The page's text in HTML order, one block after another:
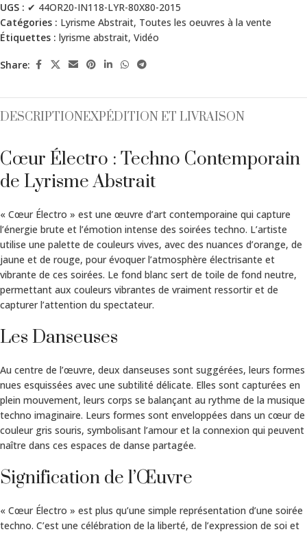
UGS : ✔ 44OR20-IN118-LYR-80X80-2015
Catégories : Lyrisme Abstrait, Toutes les oeuvres à la vente
Étiquettes : lyrisme abstrait, Vidéo
Share:
DESCRIPTIONEXPÉDITION ET LIVRAISON
Cœur Électro : Techno Contemporain
de Lyrisme Abstrait
« Cœur Électro » est une œuvre d’art contemporaine qui capture
l’énergie brute et l’émotion intense des soirées techno. L’artiste
utilise une palette de couleurs vives, avec des nuances d’orange, de
jaune et de rouge, pour évoquer l’atmosphère électrisante et
vibrante de ces soirées. Le fond blanc sert de toile de fond neutre,
permettant aux couleurs vibrantes de vraiment ressortir et de
capturer l’attention du spectateur.
Les Danseuses
Au centre de l’œuvre, deux danseuses sont suggérées, leurs formes
nues esquissées avec une subtilité délicate. Elles sont capturées en
plein mouvement, leurs corps se balançant au rythme de la musique
techno imaginaire. Leurs formes sont enveloppées dans un cœur de
couleur gris souris, symbolisant l’amour et la connexion qui peuvent
naître dans ces espaces de danse partagée.
Signification de l’Œuvre
« Cœur Électro » est plus qu’une simple représentation d’une soirée
techno. C’est une célébration de la liberté, de l’expression de soi et